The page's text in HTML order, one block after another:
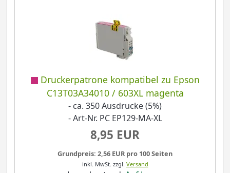
Druckerpatrone kompatibel zu Epson
C13T03A34010 / 603XL magenta
- ca. 350 Ausdrucke (5%)
- Art-Nr. PC EP129-MA-XL
8,95 EUR
Grundpreis: 2,56 EUR pro 100 Seiten
inkl. MwSt. zzgl. Versand